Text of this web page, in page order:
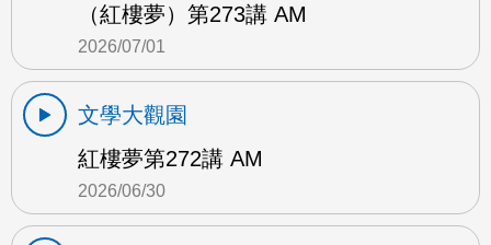
（紅樓夢）第273講 AM
2026/07/01
文學大觀園
紅樓夢第272講 AM
2026/06/30